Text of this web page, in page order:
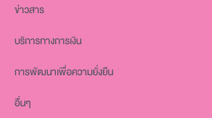
ข่าวสาร
บริการทางการเงิน
การพัฒนาเพื่อความยั่งยืน
อื่นๆ